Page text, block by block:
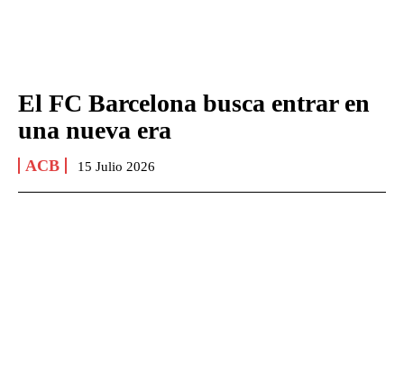
El FC Barcelona busca entrar en
una nueva era
ACB 15 Julio 2026